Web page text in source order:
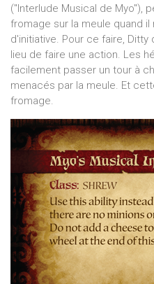
("Interlude Musical de Myo"),
fromage sur la meule quand
d'initiative. Pour ce faire,
lieu de faire une action. Les
facilement passer un tour à
menacés par la meule. Et
fromage.